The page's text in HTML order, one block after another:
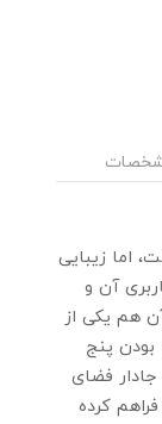
اما زیبایی
آن و
هم یکی از
بودن پنج
فضای
کرده